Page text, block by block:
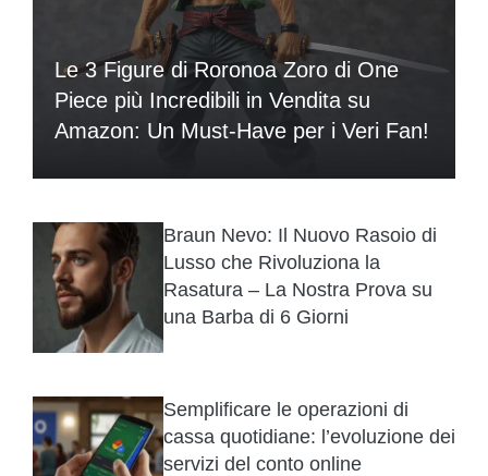
Le 3 Figure di Roronoa Zoro di One
Piece più Incredibili in Vendita su
Amazon: Un Must-Have per i Veri Fan!
Braun Nevo: Il Nuovo Rasoio di
Lusso che Rivoluziona la
Rasatura – La Nostra Prova su
una Barba di 6 Giorni
Semplificare le operazioni di
cassa quotidiane: l’evoluzione dei
servizi del conto online